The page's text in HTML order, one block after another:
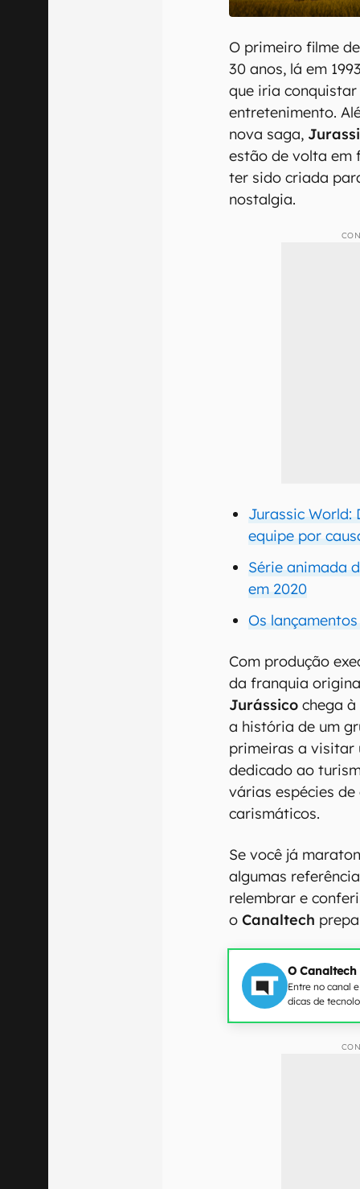
O primeiro filme
30 anos, lá em
que iria
entretenimento.
nova saga,
estão de volta em
ter sido criada
nostalgia.
Jurassic World:
equipe por
Série animada
em 2020
Os
Com produção
da franquia
Jurássico chega
a história de um
primeiras a visitar
dedicado ao
várias espécies
carismáticos.
Se você já
algumas
relembrar e
oCanaltech
O
Entre no canal
dicas de